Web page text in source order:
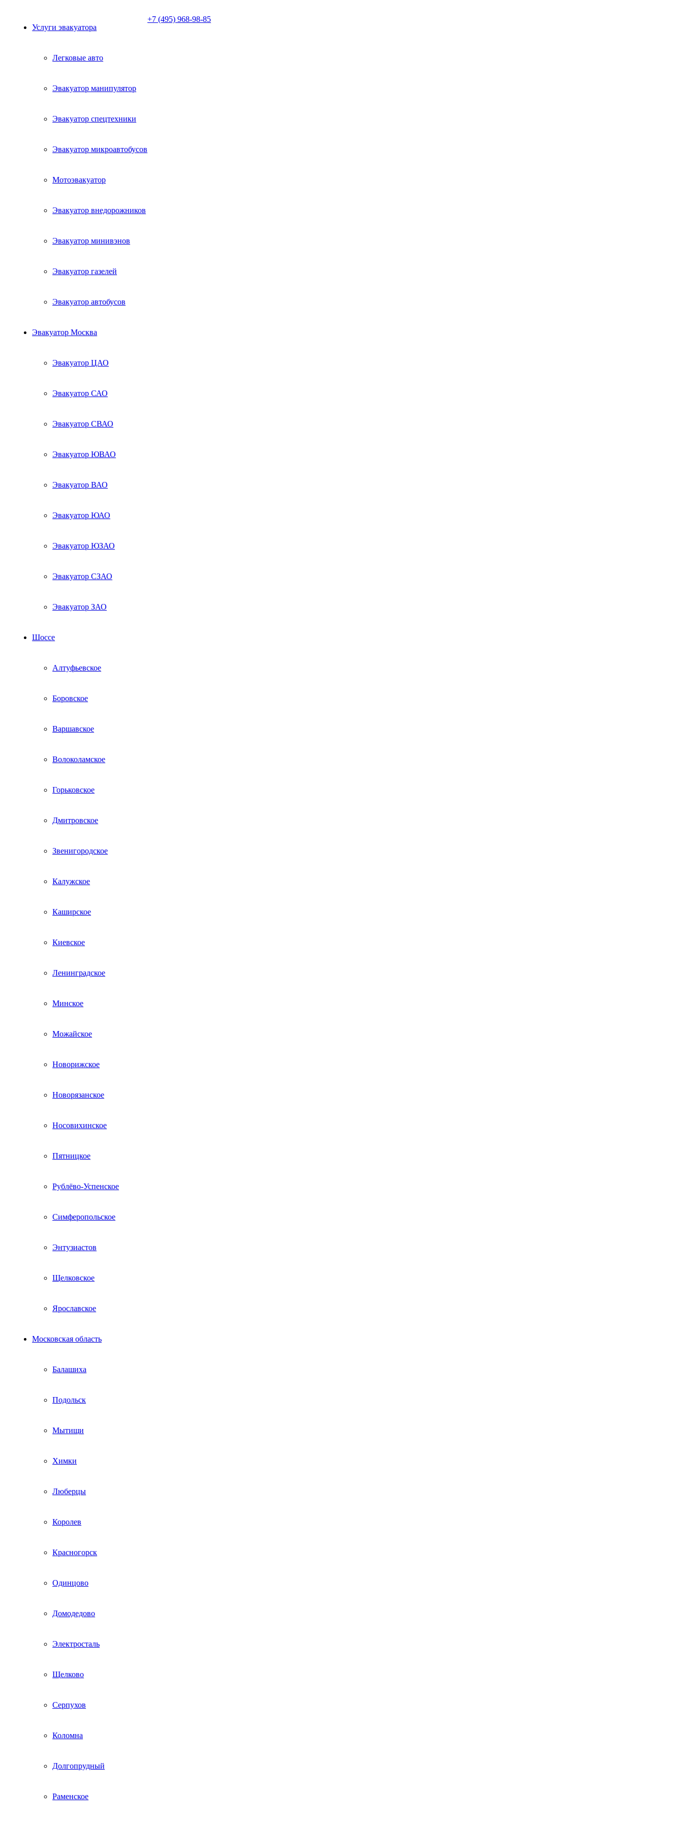
Услуги эвакуатора
Легковые авто
Эвакуатор манипулятор
Эвакуатор спецтехники
Эвакуатор микроавтобусов
Мотоэвакуатор
Эвакуатор внедорожников
Эвакуатор минивэнов
Эвакуатор газелей
Эвакуатор автобусов
Эвакуатор Москва
Эвакуатор ЦАО
Эвакуатор САО
Эвакуатор СВАО
Эвакуатор ЮВАО
Эвакуатор ВАО
Эвакуатор ЮАО
Эвакуатор ЮЗАО
Эвакуатор СЗАО
Эвакуатор ЗАО
Шоссе
Алтуфьевское
Боровское
Варшавское
Волоколамское
Горьковское
Дмитровское
Звенигородское
Калужское
Каширское
Киевское
Ленинградское
Минское
Можайское
Новорижское
Новорязанское
Носовихинское
Пятницкое
Рублёво-Успенское
Симферопольское
Энтузиастов
Щелковское
Ярославское
Московская область
Балашиха
Подольск
Мытищи
Химки
Люберцы
Королев
Красногорск
Одинцово
Домодедово
Электросталь
Щелково
Серпухов
Коломна
Долгопрудный
Раменское
+7 (495) 968-98-85